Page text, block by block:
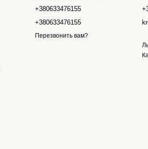
+380633476155
+380633476155
Перезвонить вам?